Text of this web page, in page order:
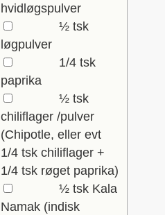
hvidløgspulver
½ tsk
løgpulver
1/4 tsk
paprika
½ tsk
chiliflager /pulver
(Chipotle, eller evt
1/4 tsk chiliflager +
1/4 tsk røget paprika)
½ tsk Kala
Namak (indisk